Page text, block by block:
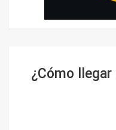
¿Cómo